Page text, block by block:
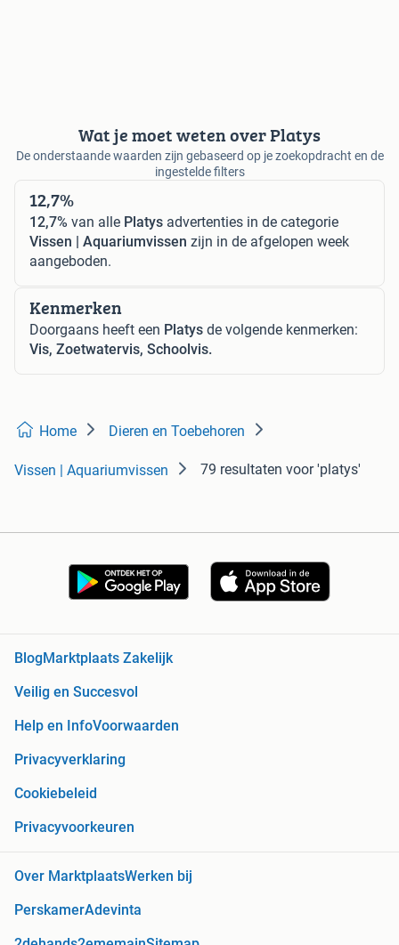
Wat je moet weten over Platys
De onderstaande waarden zijn gebaseerd op je zoekopdracht en de
ingestelde filters
12,7%
12,7% van alle Platys advertenties in de categorie
Vissen | Aquariumvissen zijn in de afgelopen week
aangeboden.
Kenmerken
Doorgaans heeft een Platys de volgende kenmerken:
Vis, Zoetwatervis, Schoolvis.
Home Dieren en Toebehoren
Vissen | Aquariumvissen 79 resultaten voor 'platys'
Blog Marktplaats Zakelijk
Veilig en Succesvol
Help en InfoVoorwaarden
Privacyverklaring
Cookiebeleid
Privacyvoorkeuren
Over MarktplaatsWerken bij
PerskamerAdevinta